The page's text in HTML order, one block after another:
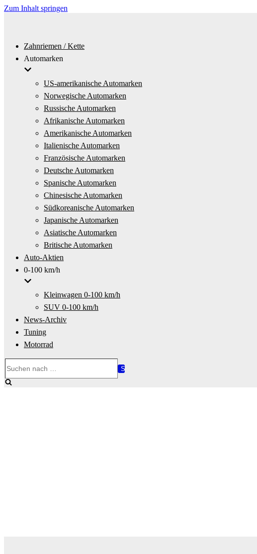
Zum Inhalt springen
Zahnriemen / Kette
Automarken
US-amerikanische Automarken
Norwegische Automarken
Russische Automarken
Afrikanische Automarken
Amerikanische Automarken
Italienische Automarken
Französische Automarken
Deutsche Automarken
Spanische Automarken
Chinesische Automarken
Südkoreanische Automarken
Japanische Automarken
Asiatische Automarken
Britische Automarken
Auto-Aktien
0-100 km/h
Kleinwagen 0-100 km/h
SUV 0-100 km/h
News-Archiv
Tuning
Motorrad
nach …